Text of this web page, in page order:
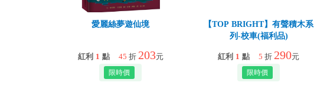
愛麗絲夢遊仙境
紅利 1 點 45 折 203元
【TOP BRIGHT】有聲積木系
列-校車(福利品)
紅利 1 點 5 折 290元